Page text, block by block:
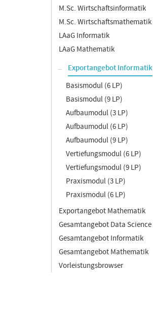
M.Sc. Wirtschaftsinformatik
M.Sc. Wirtschaftsmathematik
LAaG Informatik
LAaG Mathematik
Exportangebot Informatik
Basismodul (6 LP)
Basismodul (9 LP)
Aufbaumodul (3 LP)
Aufbaumodul (6 LP)
Aufbaumodul (9 LP)
Vertiefungsmodul (6 LP)
Vertiefungsmodul (9 LP)
Praxismodul (3 LP)
Praxismodul (6 LP)
Exportangebot Mathematik
Gesamtangebot Data Science
Gesamtangebot Informatik
Gesamtangebot Mathematik
Vorleistungsbrowser